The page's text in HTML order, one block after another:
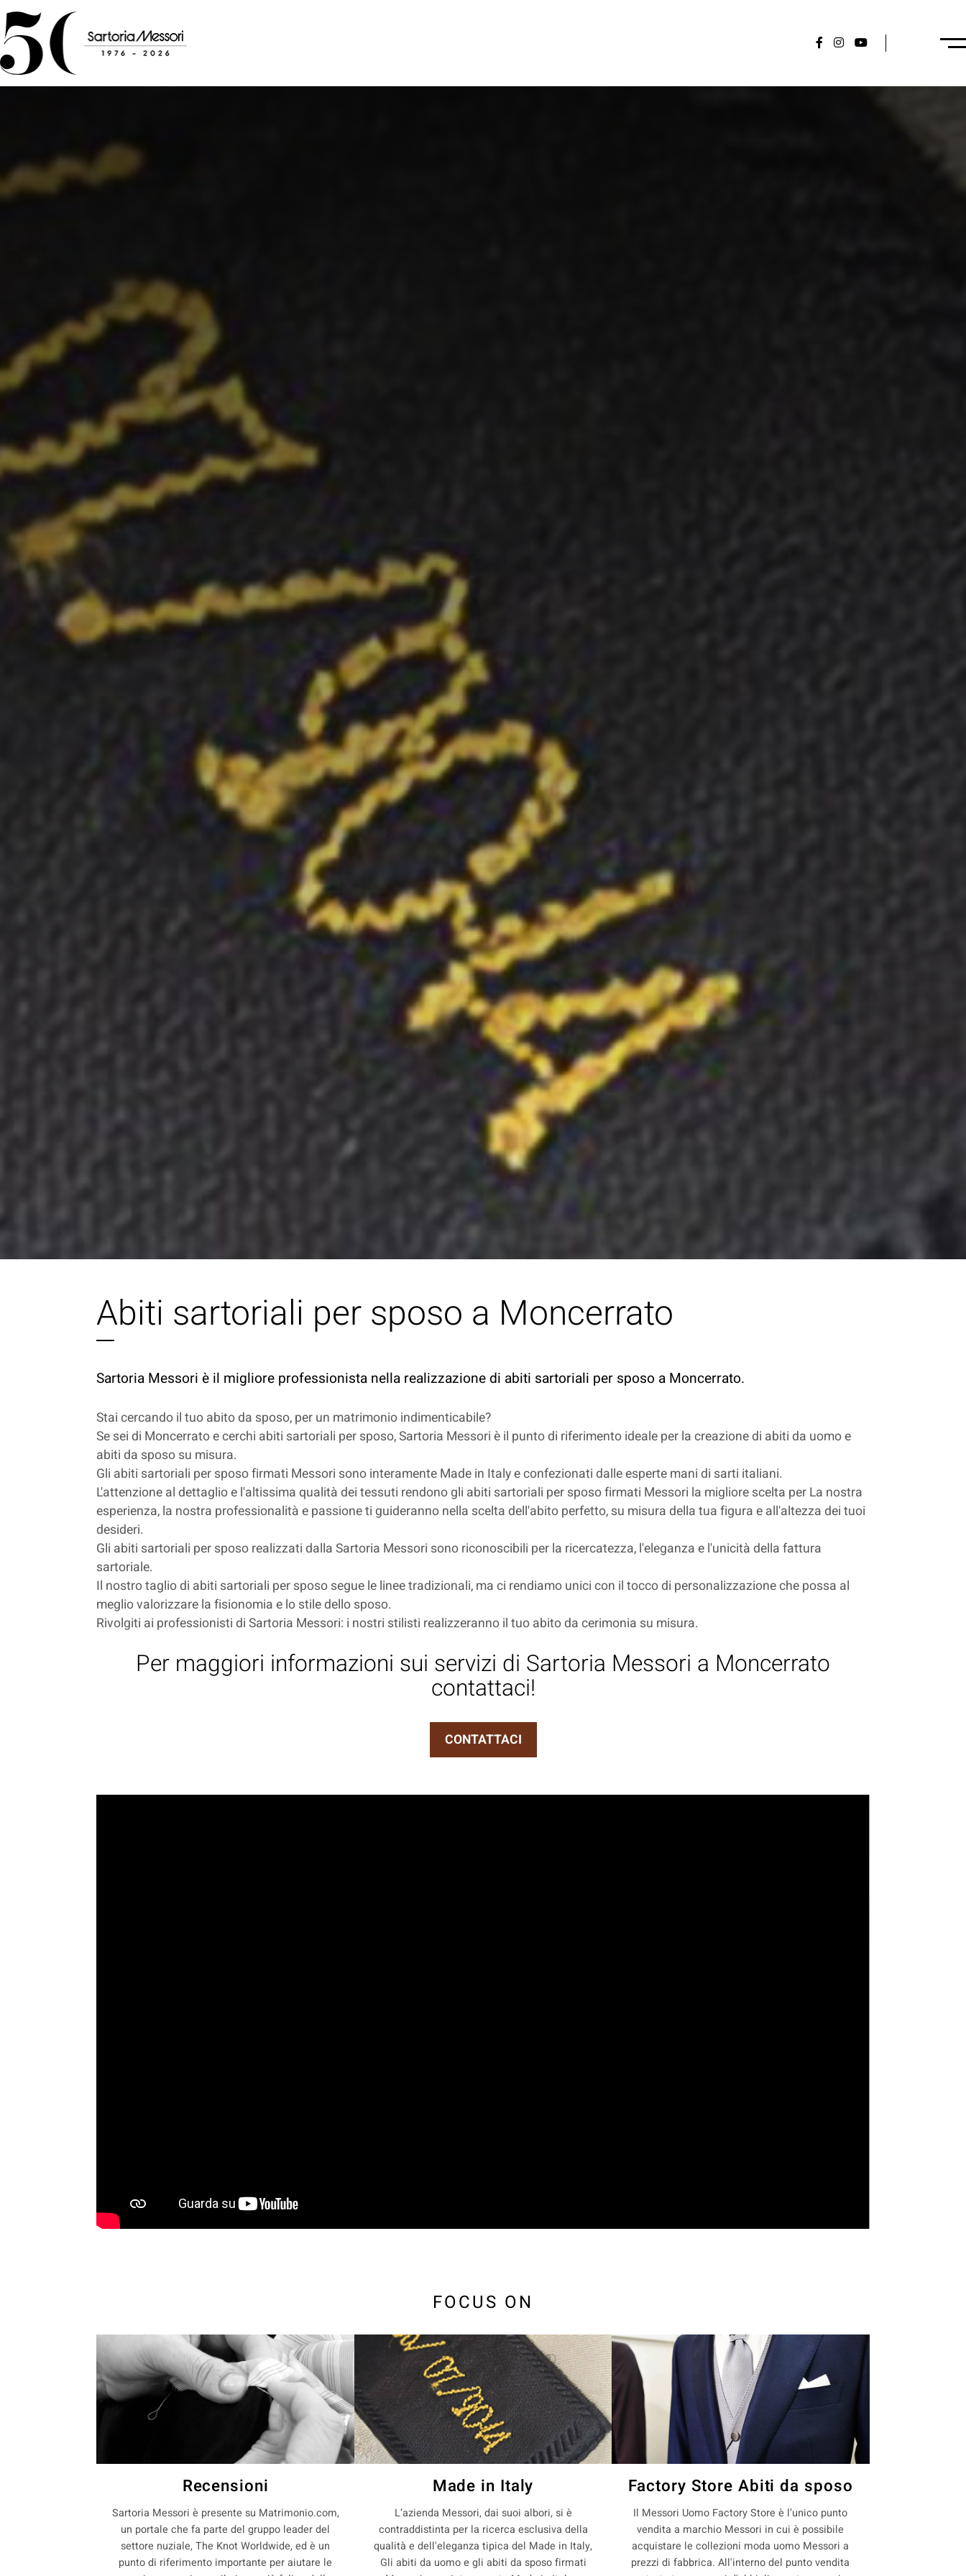
Abiti sartoriali per sposo a Moncerrato
Sartoria Messori è il migliore professionista nella realizzazione di abiti sartoriali per sposo a Moncerrato.
Stai cercando il tuo abito da sposo, per un matrimonio indimenticabile?
Se sei di Moncerrato e cerchi abiti sartoriali per sposo, Sartoria Messori è il punto di riferimento ideale per la creazione di abiti da uomo e
abiti da sposo su misura.
Gli abiti sartoriali per sposo firmati Messori sono interamente Made in Italy e confezionati dalle esperte mani di sarti italiani.
L'attenzione al dettaglio e l'altissima qualità dei tessuti rendono gli abiti sartoriali per sposo firmati Messori la migliore scelta per La nostra
esperienza, la nostra professionalità e passione ti guideranno nella scelta dell'abito perfetto, su misura della tua figura e all'altezza dei tuoi
desideri.
Gli abiti sartoriali per sposo realizzati dalla Sartoria Messori sono riconoscibili per la ricercatezza, l'eleganza e l'unicità della fattura
sartoriale.
Il nostro taglio di abiti sartoriali per sposo segue le linee tradizionali, ma ci rendiamo unici con il tocco di personalizzazione che possa al
meglio valorizzare la fisionomia e lo stile dello sposo.
Rivolgiti ai professionisti di Sartoria Messori: i nostri stilisti realizzeranno il tuo abito da cerimonia su misura.
Per maggiori informazioni sui servizi di Sartoria Messori a Moncerrato
contattaci!
CONTATTACI
FOCUS ON
Recensioni
Sartoria Messori è presente su Matrimonio.com,
un portale che fa parte del gruppo leader del
settore nuziale, The Knot Worldwide, ed è un
punto di riferimento importante per aiutare le
Made in Italy
L’azienda Messori, dai suoi albori, si è
contraddistinta per la ricerca esclusiva della
qualità e dell'eleganza tipica del Made in Italy,
Gli abiti da uomo e gli abiti da sposo firmati
Factory Store Abiti da sposo
Il Messori Uomo Factory Store è l’unico punto
vendita a marchio Messori in cui è possibile
acquistare le collezioni moda uomo Messori a
prezzi di fabbrica. All'interno del punto vendita